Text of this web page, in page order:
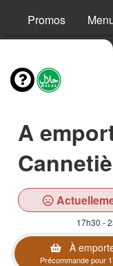
Promos
A
17h30 -
À
Précommande pour